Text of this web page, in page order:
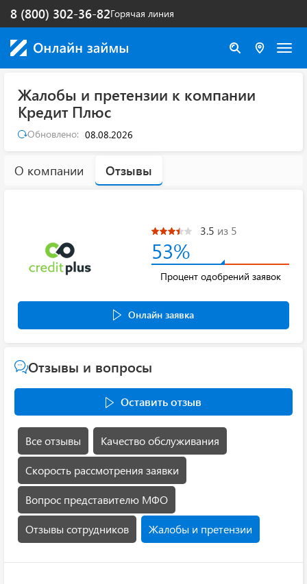
Горячая линия
8 (800) 302-36-82
Жалобы и претензии к компании
Кредит Плюс
Обновлено: 08.08.2026
О компании Отзывы
3.5 из 5
53%
Процент одобрений заявок
Онлайн заявка
Отзывы и вопросы
Оставить отзыв
Все отзывы Качество обслуживания
Скорость рассмотрения заявки
Вопрос представителю МФО
Отзывы сотрудников Жалобы и претензии